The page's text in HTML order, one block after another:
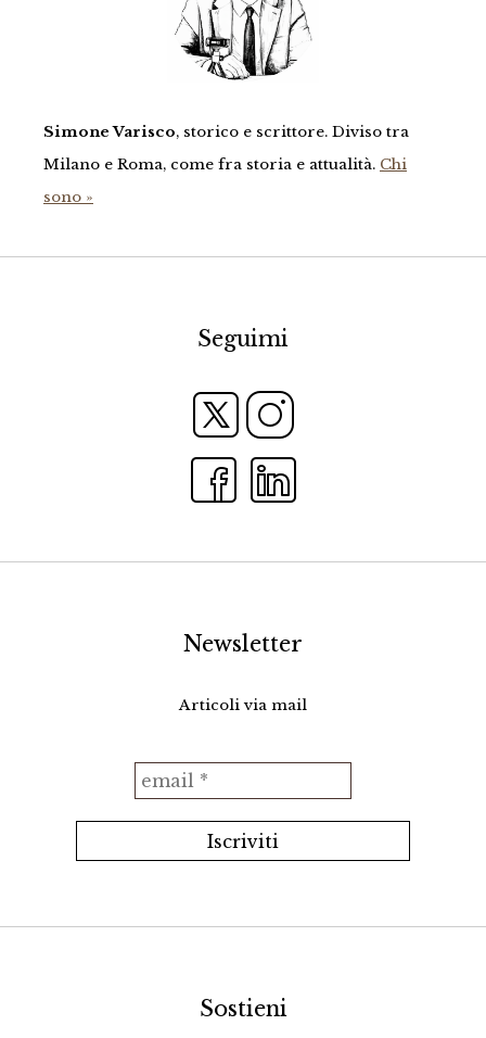
Simone Varisco, storico e scrittore. Diviso tra
Milano e Roma, come fra storia e attualità. Chi
sono »
Seguimi
Newsletter
Articoli via mail
Sostieni